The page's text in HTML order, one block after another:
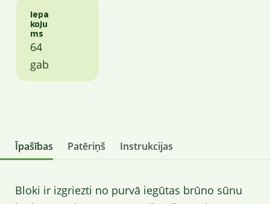
Iepa
koju
ms
64
gab
Īpašības Patēriņš Instrukcijas
Bloki ir izgriezti no purvā iegūtas brūno sūnu